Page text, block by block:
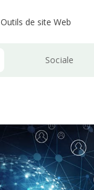
Outils de site Web
Sociale